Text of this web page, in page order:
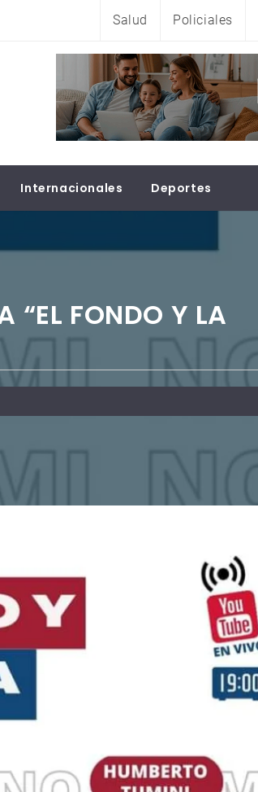
Salud Policiales
Internacionales Deportes
“EL FONDO Y LA